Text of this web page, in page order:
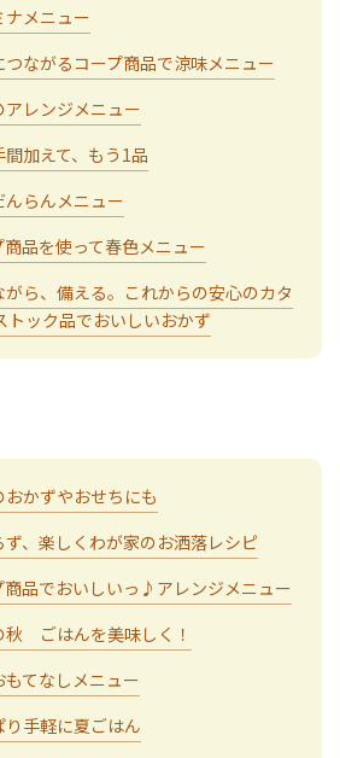
ナメニュー
つながるコープ商品で涼味メニュー
アレンジメニュー
間加えて、もう1品
んらんメニュー
商品を使って春色メニュー
がら、備える。これからの安心のカタ
トック品でおいしいおかず
おかずやおせちにも
ず、楽しくわが家のお洒落レシピ
商品でおいしいっ♪アレンジメニュー
秋 ごはんを美味しく！
もてなしメニュー
り手軽に夏ごはん